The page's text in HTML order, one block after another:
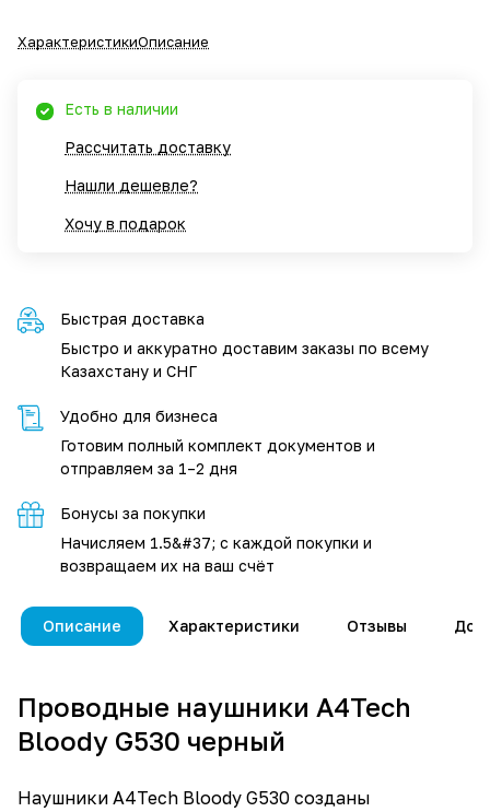
ХарактеристикиОписание
Есть в наличии
Рассчитать доставку
Нашли дешевле?
Хочу в подарок
Быстрая доставка
Быстро и аккуратно доставим заказы по всему
Казахстану и СНГ
Удобно для бизнеса
Готовим полный комплект документов и
отправляем за 1–2 дня
Бонусы за покупки
Начисляем 1.5&#37; с каждой покупки и
возвращаем их на ваш счёт
Описание Характеристики Отзывы
Проводные наушники A4Tech
Bloody G530 черный
Наушники A4Tech Bloody G530 созданы